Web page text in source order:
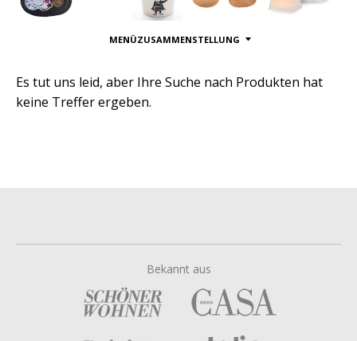
MENÜZUSAMMENSTELLUNG
Es tut uns leid, aber Ihre Suche nach Produkten hat
keine Treffer ergeben.
Bekannt aus